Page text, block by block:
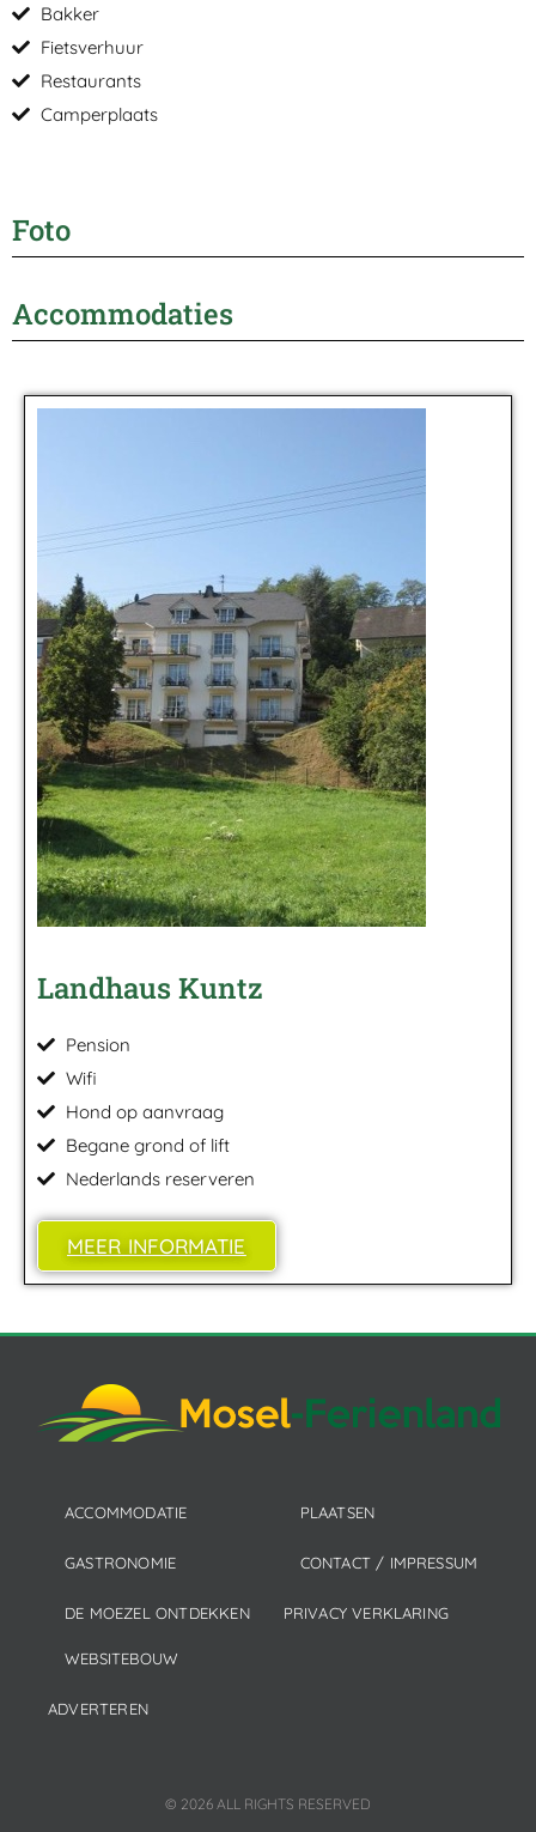
Bakker
Fietsverhuur
Restaurants
Camperplaats
Foto
Accommodaties
Landhaus Kuntz
Pension
Wifi
Hond op aanvraag
Begane grond of lift
Nederlands reserveren
MEER INFORMATIE
ACCOMMODATIE
GASTRONOMIE
DE MOEZEL ONTDEKKEN
PLAATSEN
CONTACT / IMPRESSUM
PRIVACY VERKLARING
WEBSITEBOUW
ADVERTEREN
© 2026 ALL RIGHTS RESERVED